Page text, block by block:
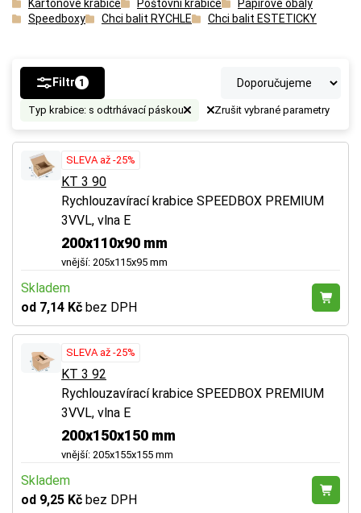
Kartonové krabice Poštovní krabice
Papírové obaly
Speedboxy
Chci balit RYCHLE Chci balit ESTETICKY
Filtr 1
Typ krabice: s odtrhávací páskou Zrušit vybrané parametry
SLEVA až -25%
KT 3 90
Rychlouzavírací krabice SPEEDBOX PREMIUM
3VVL, vlna E
200x110x90 mm
vnější: 205x115x95 mm
Skladem
od 7,14 Kč bez DPH
SLEVA až -25%
KT 3 92
Rychlouzavírací krabice SPEEDBOX PREMIUM
3VVL, vlna E
200x150x150 mm
vnější: 205x155x155 mm
Skladem
od 9,25 Kč bez DPH